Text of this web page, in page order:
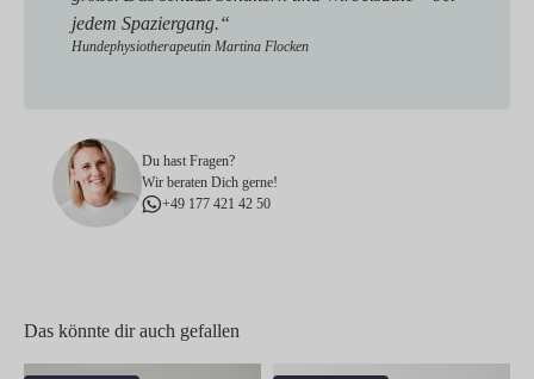
jedem Spaziergang.“
Hundephysiotherapeutin Martina Flocken
Du hast Fragen?
Wir beraten Dich gerne!
+49 177 421 42 50
Das könnte dir auch gefallen